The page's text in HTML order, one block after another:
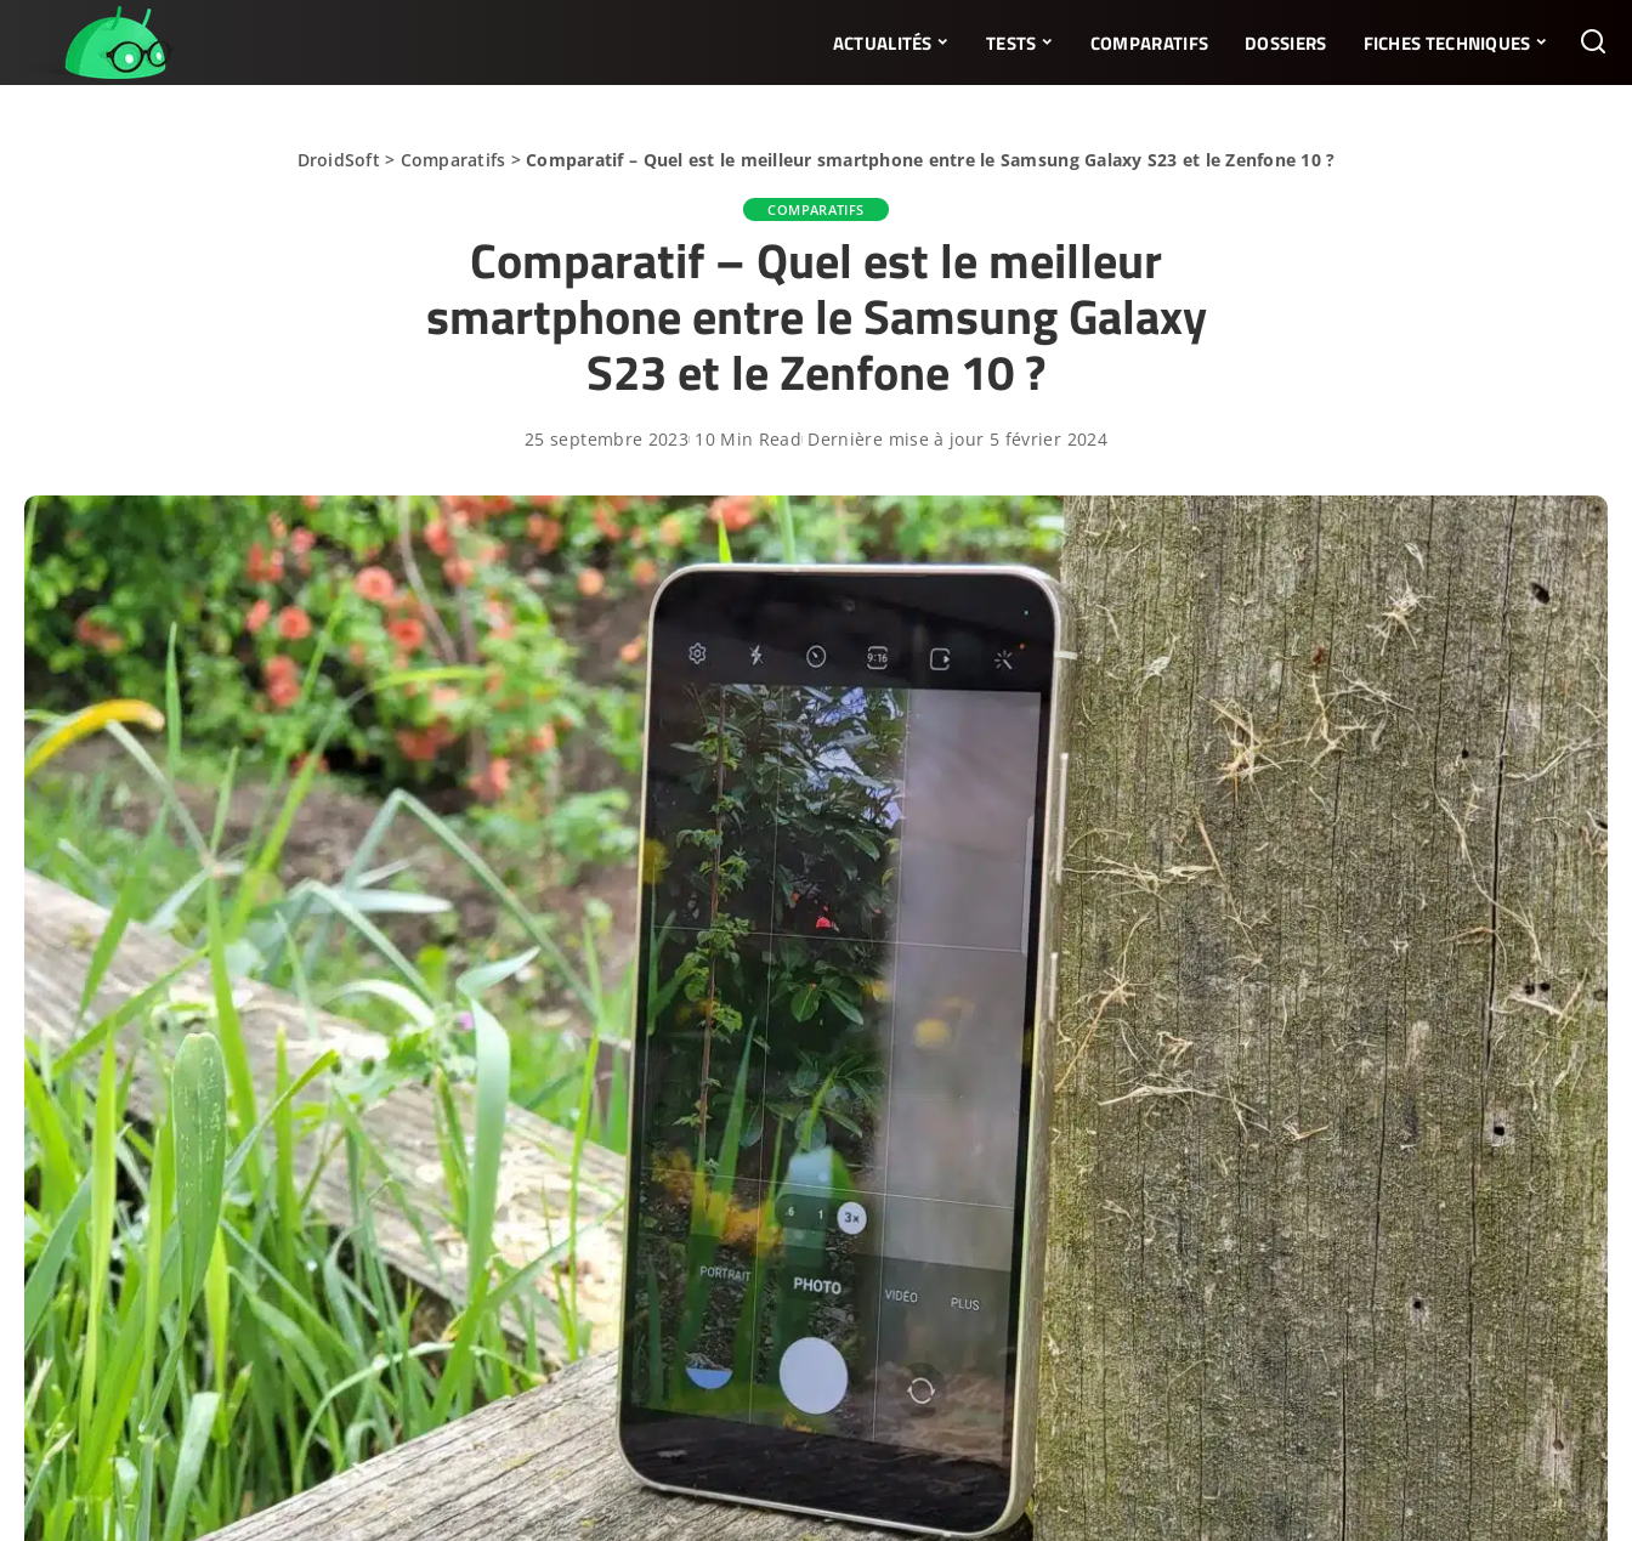
ACTUALITÉS TESTS COMPARATIFS DOSSIERS FICHES TECHNIQUES
DroidSoft > Comparatifs >Comparatif – Quel est le meilleur smartphone entre le Samsung Galaxy S23 et le Zenfone 10 ?
COMPARATIFS
Comparatif – Quel est le meilleur
smartphone entre le Samsung Galaxy
S23 et le Zenfone 10 ?
25 septembre 2023 10 Min Read Dernière mise à jour 5 février 2024